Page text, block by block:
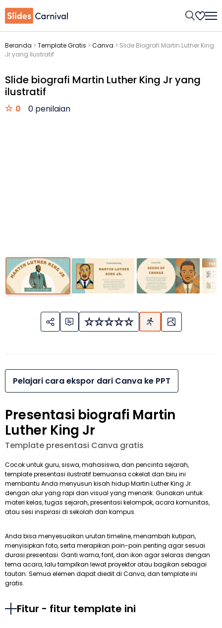
Beranda > Template Gratis > Canva > Slide Biografi Martin Luther King
Jr yang Ilustratif
Slide biografi Martin Luther King Jr yang
ilustratif
0 0 penilaian
Pelajari cara ekspor dari Canva ke PPT
Presentasi biografi Martin
Luther King Jr
Template presentasi Canva gratis
Cocok untuk guru, siswa, mahasiswa, dan pencinta sejarah,
template presentasi ilustratif bernuansa cokelat dan biru ini
membantu Anda menyusun kisah hidup Martin Luther King Jr.
dengan alur yang rapi dan visual yang menarik. Gunakan untuk
materi kelas, tugas sejarah, presentasi kelompok, acara komunitas,
atau sesi inspirasi di sekolah dan kampus.
Anda bisa menyesuaikan urutan timeline, menambah kutipan,
menyisipkan foto, serta merapikan poin-poin penting agar sesuai
durasi presentasi. Ganti warna, font, dan ikon agar selaras dengan
tema acara, lalu tampilkan lewat proyektor atau bagikan sebagai
tautan. Semua elemen dapat diedit di Canva, dan template ini
gratis.
Fitur - fitur template ini